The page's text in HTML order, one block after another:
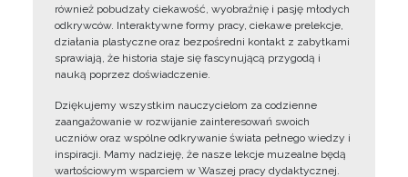
również pobudzały ciekawość, wyobraźnię i pasję młodych
odkrywców. Interaktywne formy pracy, ciekawe prelekcje,
działania plastyczne oraz bezpośredni kontakt z zabytkami
sprawiają, że historia staje się fascynującą przygodą i
nauką poprzez doświadczenie.
Dziękujemy wszystkim nauczycielom za codzienne
zaangażowanie w rozwijanie zainteresowań swoich
uczniów oraz wspólne odkrywanie świata pełnego wiedzy i
inspiracji. Mamy nadzieję, że nasze lekcje muzealne będą
wartościowym wsparciem w Waszej pracy dydaktycznej.